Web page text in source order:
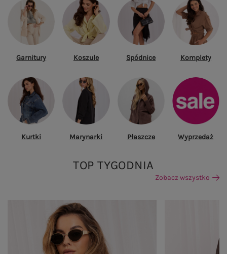
Garnitury Koszule Spódnice Komplety
Kurtki Marynarki Płaszcze Wyprzedaż
TOP TYGODNIA
Zobacz wszystko